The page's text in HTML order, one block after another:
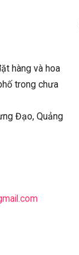
hàng và hoa
trong chưa
Đạo, Quảng